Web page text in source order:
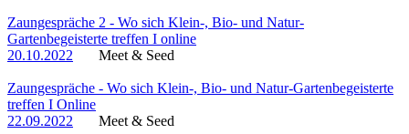
Zaungespräche 2 - Wo sich Klein-, Bio- und Natur-
Gartenbegeisterte treffen I online
20.10.2022
Meet & Seed
Zaungespräche - Wo sich Klein-, Bio- und Natur-Gartenbegeisterte
treffen I Online
22.09.2022
Meet & Seed